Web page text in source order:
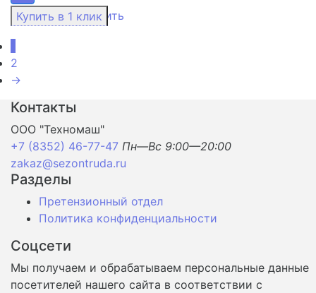
избранное сравнить
2
→
Контакты
ООО "Техномаш"
+7 (8352) 46-77-47 Пн—Вс 9:00—20:00
zakaz@sezontruda.ru
Разделы
Претензионный отдел
Политика конфиденциальности
Соцсети
Мы получаем и обрабатываем персональные данные
посетителей нашего сайта в соответствии с